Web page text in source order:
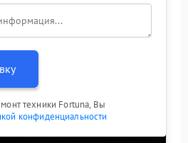
техники Fortuna, Вы
конфиденциальности